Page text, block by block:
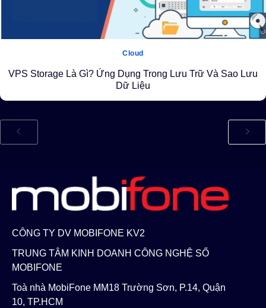
Cloud
VPS Storage Là Gì? Ứng Dụng Trong Lưu Trữ Và Sao Lưu
Dữ Liệu
CÔNG TY DV MOBIFONE KV2
TRUNG TÂM KINH DOANH CÔNG NGHỆ SỐ
MOBIFONE
Toà nhà MobiFone MM18 Trường Sơn, P.14, Quận
10, TP.HCM